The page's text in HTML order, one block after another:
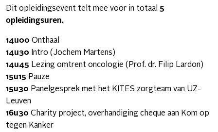
Dit opleidingsevent telt mee voor in totaal 5
opleidingsuren.
14u00 Onthaal
14u30 Intro (Jochem Martens)
14u45 Lezing omtrent oncologie (Prof. dr. Filip Lardon)
15u15 Pauze
15u30 Panelgesprek met het KITES zorgteam van UZ-
Leuven
16u30 Charity project, overhandiging cheque aan Kom op
tegen Kanker